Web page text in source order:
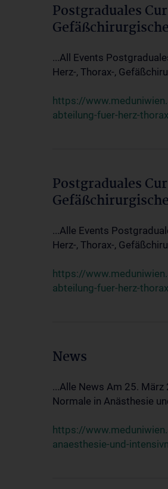
Postgraduales
...All Events
Herz-, Thorax-,
https://
abteilung-fuer-herz-
Postgraduales
...Alle Events
Herz-, Thorax-,
https://
abteilung-fuer-herz-
News
...Alle News Am 25.
Normale in Anästhesie
https://
anaesthesie-und-